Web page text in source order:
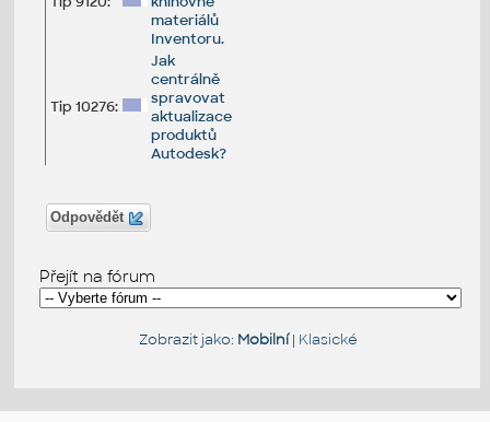
materiálů
Inventoru.
Tip 10276:
Jak
centrálně
spravovat
aktualizace
produktů
Autodesk?
Odpovědět
Přejít na fórum
Zobrazit jako: Mobilní| Klasické